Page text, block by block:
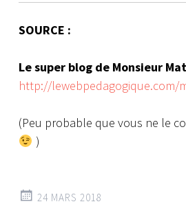
SOURCE :
Le super blog de Monsieur
http://
(Peu probable que vous ne le
)
24 MARS 2018